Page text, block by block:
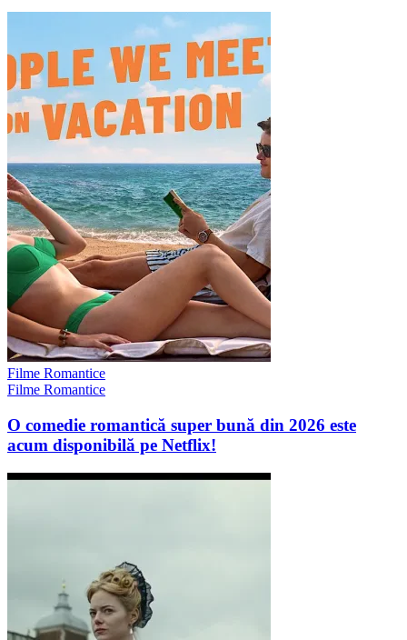
Filme Romantice
Filme Romantice
O comedie romantică super bună din 2026 este
acum disponibilă pe Netflix!